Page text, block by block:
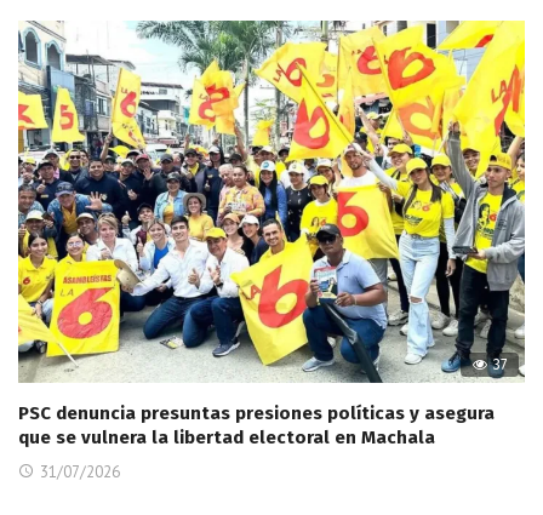
37
PSC denuncia presuntas presiones políticas y asegura
que se vulnera la libertad electoral en Machala
31/07/2026